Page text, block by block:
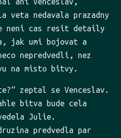
veta nedavala prazadny
neni cas resit detaily
jak umi bojovat a
nepredvedli, nez
na misto bitvy.
zeptal se Venceslav.
bitva bude cela
Julie.
predvedla par